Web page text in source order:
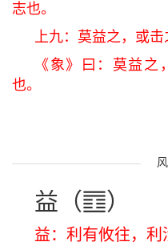
志也。
上九：莫益之，或击
《象》曰：莫益
也。
益（S）
益：利有攸往，利